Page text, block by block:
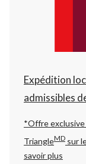
Expédition
admissibles
*Offre exclusive
TriangleMD sur
savoir plus